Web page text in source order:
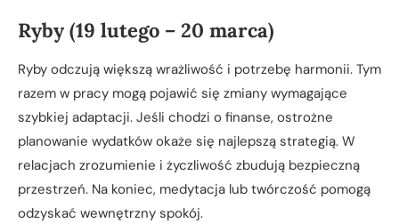
Ryby (19 lutego – 20 marca)
Ryby odczują większą wrażliwość i potrzebę harmonii. Tym
razem w pracy mogą pojawić się zmiany wymagające
szybkiej adaptacji. Jeśli chodzi o finanse, ostrożne
planowanie wydatków okaże się najlepszą strategią. W
relacjach zrozumienie i życzliwość zbudują bezpieczną
przestrzeń. Na koniec, medytacja lub twórczość pomogą
odzyskać wewnętrzny spokój.